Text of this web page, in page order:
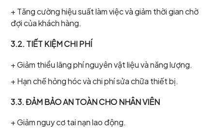
+ Tăng cường hiệu suất làm việc và giảm thời gian chờ
đợi của khách hàng.
3.2. TIẾT KIỆM CHI PHÍ
+ Giảm thiểu lãng phí nguyên vật liệu và năng lượng.
+ Hạn chế hỏng hóc và chi phí sửa chữa thiết bị.
3.3. ĐẢM BẢO AN TOÀN CHO NHÂN VIÊN
+ Giảm nguy cơ tai nạn lao động.